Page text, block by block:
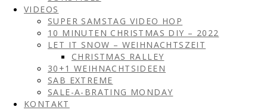
VIDEOS
SUPER SAMSTAG VIDEO HOP
10 MINUTEN CHRISTMAS DIY – 2022
LET IT SNOW – WEIHNACHTSZEIT
CHRISTMAS RALLEY
30+1 WEIHNACHTSIDEEN
SAB EXTREME
SALE-A-BRATING MONDAY
KONTAKT